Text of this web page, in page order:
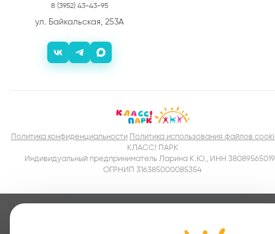
8 (3952) 43-43-95
ул. Байкальская, 253А
Политика конфиденциальности Политика использования файлов
КЛАСС! ПАРК
Индивидуальный предприниматель Ларина К.Ю., ИНН
ОГРНИП 316385000085354